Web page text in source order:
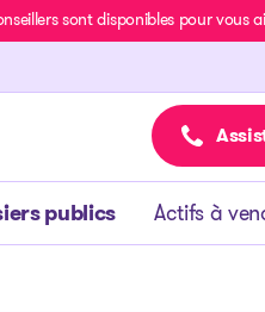
sont disponibles pour vous
publics Actifs à